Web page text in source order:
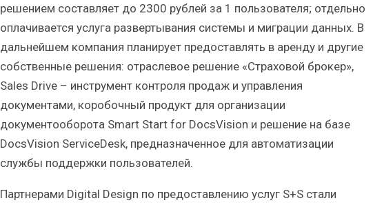
решением составляет до 2300 рублей за 1 пользователя; отдельно
оплачивается услуга развертывания системы и миграции данных. В
дальнейшем компания планирует предоставлять в аренду и другие
собственные решения: отраслевое решение «Страховой брокер»,
Sales Drive – инструмент контроля продаж и управления
документами, коробочный продукт для организации
документооборота Smart Start for DocsVision и решение на базе
DocsVision ServiceDesk, предназначенное для автоматизации
службы поддержки пользователей.
Партнерами Digital Design по предоставлению услуг S+S стали